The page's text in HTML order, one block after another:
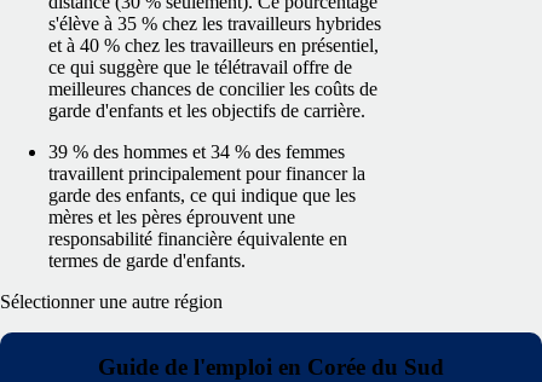
s'élève à 35 % chez les travailleurs hybrides
et à 40 % chez les travailleurs en présentiel,
ce qui suggère que le télétravail offre de
meilleures chances de concilier les coûts de
garde d'enfants et les objectifs de carrière.
39 % des hommes et 34 % des femmes
travaillent principalement pour financer la
garde des enfants, ce qui indique que les
mères et les pères éprouvent une
responsabilité financière équivalente en
termes de garde d'enfants.
Sélectionner une autre région
Guide de l'emploi en Corée du Sud